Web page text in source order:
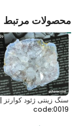
محصولات مرتبط
سنگ زینتی ژئود کوارتز |
code:0019